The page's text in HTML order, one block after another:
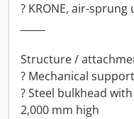
? KRONE, air-
Structure /
? Mechanical
? Steel bulkhead
2,000 mm high